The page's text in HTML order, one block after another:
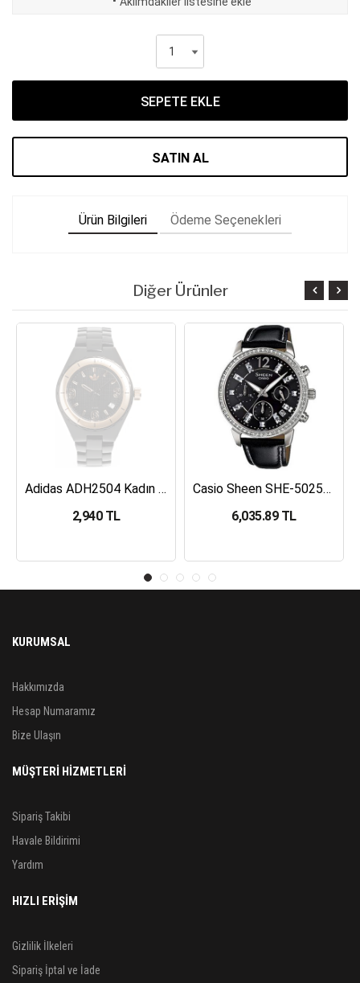
SEPETE EKLE
SATIN AL
Ürün Bilgileri Ödeme Seçenekleri
Diğer Ürünler
Adidas ADH2504 Kadın Kol Saati
2,940 TL
Casio Sheen SHE-5025BL-1ADR Kadın Kol Saati
6,035.89 TL
KURUMSAL
Hakkımızda
Hesap Numaramız
Bize Ulaşın
MÜŞTERİ HİZMETLERİ
Sipariş Takibi
Havale Bildirimi
Yardım
HIZLI ERİŞİM
Gizlilik İlkeleri
Sipariş İptal ve İade